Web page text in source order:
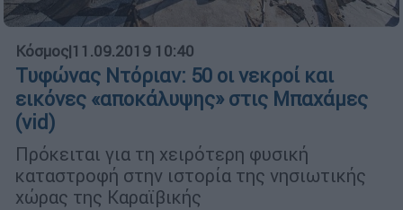
Κόσμος|11.09.2019 10:40
Τυφώνας Ντόριαν: 50 οι νεκροί και
εικόνες «αποκάλυψης» στις Μπαχάμες
(vid)
Πρόκειται για τη χειρότερη φυσική
καταστροφή στην ιστορία της νησιωτικής
χώρας της Καραϊβικής